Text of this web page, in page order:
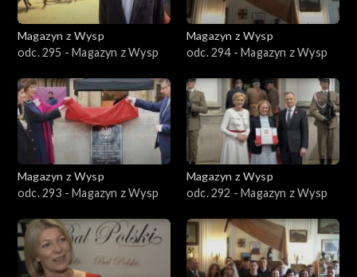
Magazyn z Wysp
odc. 295 - Magazyn z Wysp
Magazyn z Wysp
odc. 294 - Magazyn z Wysp
Magazyn z Wysp
odc. 293 - Magazyn z Wysp
Magazyn z Wysp
odc. 292 - Magazyn z Wysp